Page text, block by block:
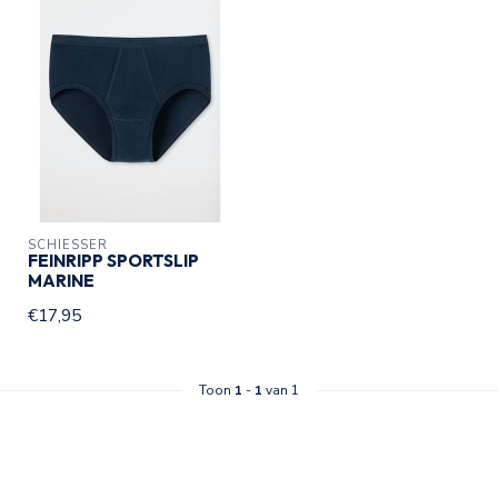
SCHIESSER
FEINRIPP SPORTSLIP
MARINE
€17,95
Toon 1 - 1 van 1